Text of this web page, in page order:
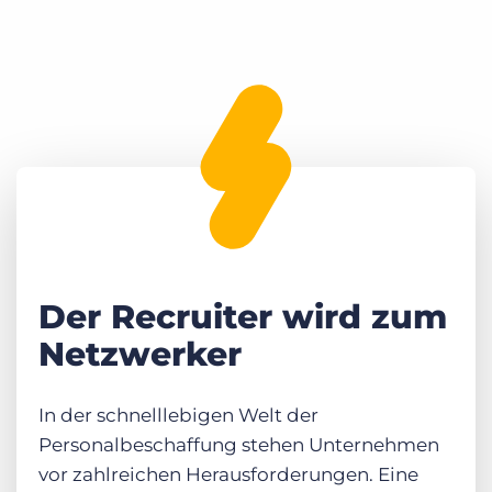
Der Recruiter wird zum
Netzwerker
In der schnelllebigen Welt der
Personalbeschaffung stehen Unternehmen
vor zahlreichen Herausforderungen. Eine